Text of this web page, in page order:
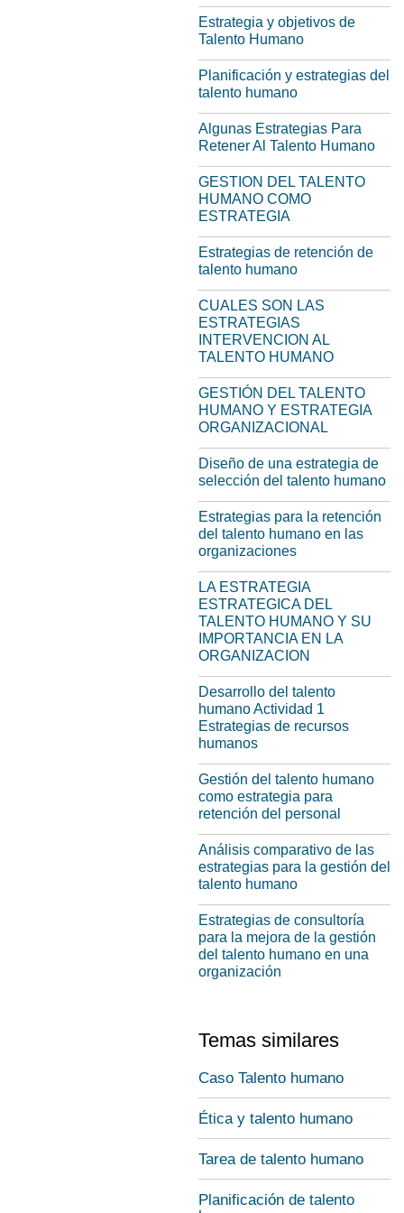
Estrategia y objetivos de
Talento Humano
Planificación y estrategias del
talento humano
Algunas Estrategias Para
Retener Al Talento Humano
GESTION DEL TALENTO
HUMANO COMO
ESTRATEGIA
Estrategias de retención de
talento humano
CUALES SON LAS
ESTRATEGIAS
INTERVENCION AL
TALENTO HUMANO
GESTIÓN DEL TALENTO
HUMANO Y ESTRATEGIA
ORGANIZACIONAL
Diseño de una estrategia de
selección del talento humano
Estrategias para la retención
del talento humano en las
organizaciones
LA ESTRATEGIA
ESTRATEGICA DEL
TALENTO HUMANO Y SU
IMPORTANCIA EN LA
ORGANIZACION
Desarrollo del talento
humano Actividad 1
Estrategias de recursos
humanos
Gestión del talento humano
como estrategia para
retención del personal
Análisis comparativo de las
estrategias para la gestión del
talento humano
Estrategias de consultoría
para la mejora de la gestión
del talento humano en una
organización
Temas similares
Caso Talento humano
Ética y talento humano
Tarea de talento humano
Planificación de talento